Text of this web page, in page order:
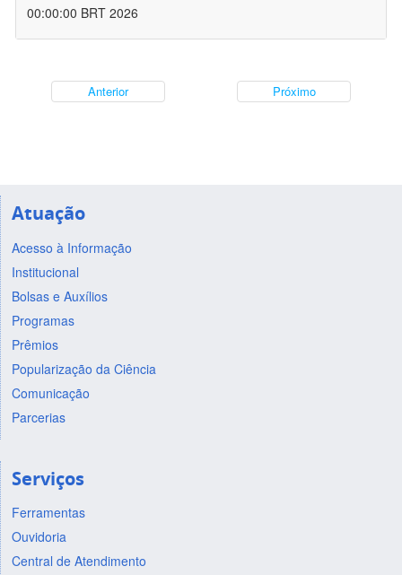
00:00:00 BRT 2026
Anterior Próximo
Atuação
Acesso à Informação
Institucional
Bolsas e Auxílios
Programas
Prêmios
Popularização da Ciência
Comunicação
Parcerias
Serviços
Ferramentas
Ouvidoria
Central de Atendimento